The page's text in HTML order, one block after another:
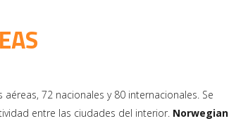
72 nacionales y 80 internacionales. Se
entre las ciudades del interior. Norwegian